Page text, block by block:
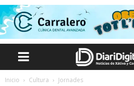
Inicio Cultura Jornades